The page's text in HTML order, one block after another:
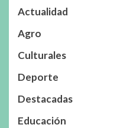
Actualidad
Agro
Culturales
Deporte
Destacadas
Educación